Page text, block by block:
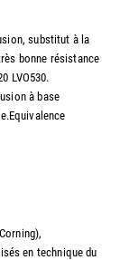
substitut à la
bonne résistance
LVO530.
à base
en technique du